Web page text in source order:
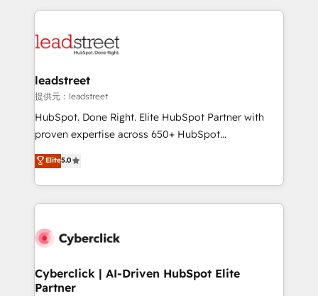
HubSpot projects for mid-market and enterprise
combine HubSpot, data, and AI to design connected
and technology for predictable, scalable revenue
growth. Our expertise spans RevOps, CRM and data
architecture, AI enablement, and strategic marketing,
delivered through our proprietary FLAIR framework
Partner and ISO 27001:2022 certified consultancy,
we blend strategy, creativity, and technology to help
leadstreet
提供元：leadstreet
HubSpot. Done Right. Elite HubSpot Partner with
proven expertise across 650+ HubSpot
implementations. With 12+ years of HubSpot
experience, we help you use the HubSpot platform
to its fullest capacity, improve your current HubSpot
website, or build your new one.
Elite5.0
Cyberclick | AI-Driven HubSpot Elite
Partner